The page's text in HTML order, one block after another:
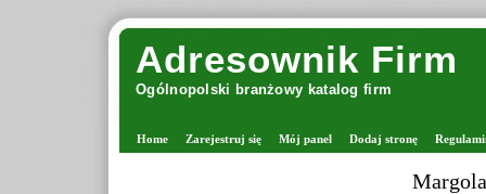
Adresownik Firm
Ogólnopolski branżowy katalog firm
Home Zarejestruj się Mój panel Dodaj stronę